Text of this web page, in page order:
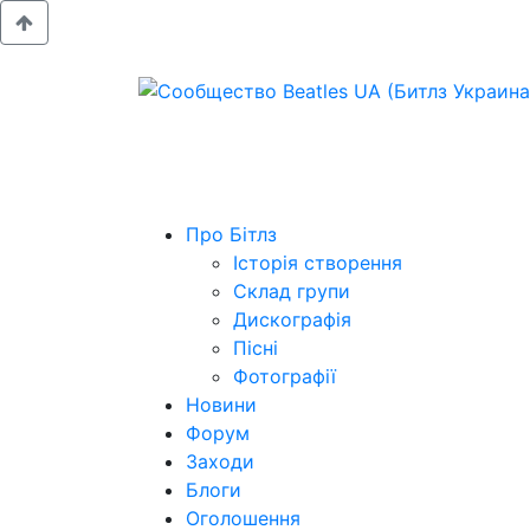
Про Бітлз
Історія створення
Склад групи
Дискографія
Пісні
Фотографії
Новини
Форум
Заходи
Блоги
Оголошення